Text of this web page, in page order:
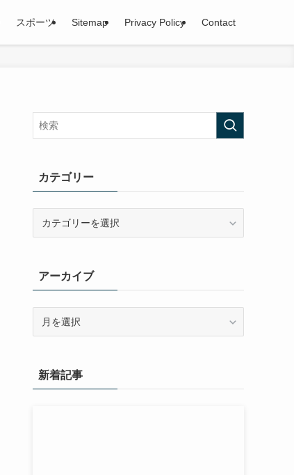
スポーツ Sitemap Privacy Policy Contact
カテゴリー
ーアーカイブ
ブ新着記事